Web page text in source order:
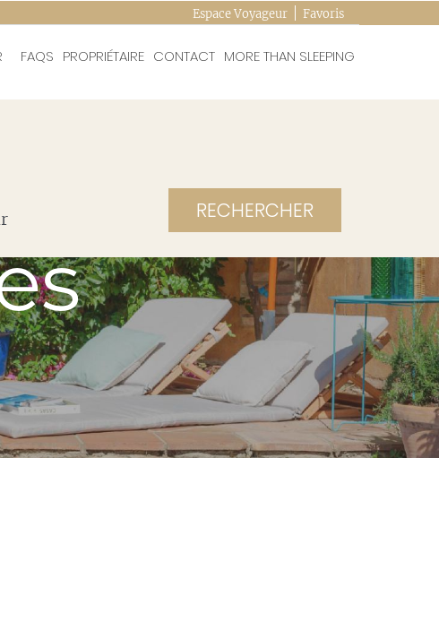
Favoris
Espace Voyageur
FAQS PROPRIÉTAIRE CONTACT MORE THAN SLEEPING
RECHERCHER